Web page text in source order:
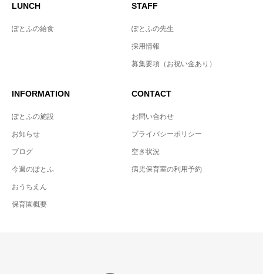
LUNCH
ぽとふの給食
STAFF
ぽとふの先生
採用情報
募集要項（お祝い金あり）
INFORMATION
ぽとふの施設
お知らせ
ブログ
今週のぽとふ
おうちえん
保育園概要
CONTACT
お問い合わせ
プライバシーポリシー
空き状況
病児保育室の利用予約